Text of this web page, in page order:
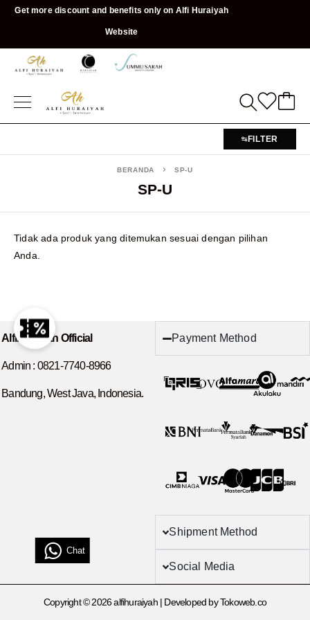
Get more discount and benefits only on Alfi Huraiyah
Website
FILTER
SP-U
BERANDA SP-U
Tidak ada produk yang ditemukan sesuai dengan pilihan
Anda.
Alfihuraiyah Official
Admin : 0821-7740-8966
Bandung, West Java, Indonesia.
Payment Method
Shipment Method
Social Media
Copyright © 2026 alfihuraiyah | Developed by Tokoweb.co
Chat